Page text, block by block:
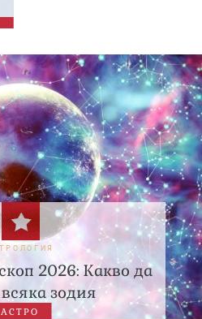
2026: Какво да
зодия
АСТРО